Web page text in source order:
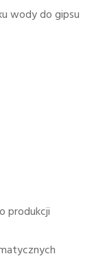
wody do gipsu
produkcji